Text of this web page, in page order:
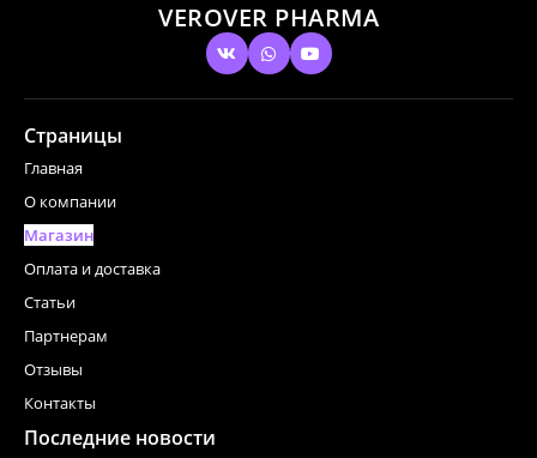
VEROVER PHARMA
Страницы
Главная
О компании
Магазин
Оплата и доставка
Статьи
Партнерам
Отзывы
Контакты
Последние новости